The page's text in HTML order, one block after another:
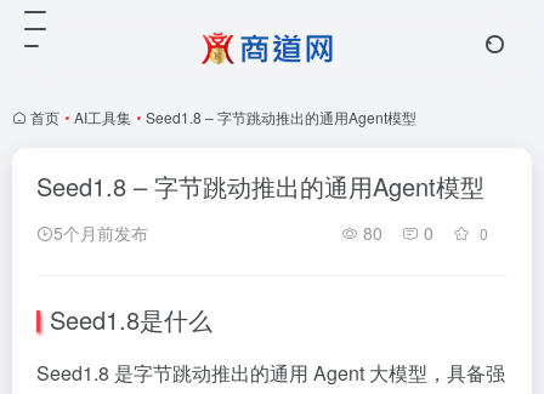
首页 • AI工具集 • Seed1.8 – 字节跳动推出的通用Agent模型
Seed1.8 – 字节跳动推出的通用Agent模型
5个月前发布 80 0 0
Seed1.8是什么
Seed1.8 是字节跳动推出的通用 Agent 大模型，具备强